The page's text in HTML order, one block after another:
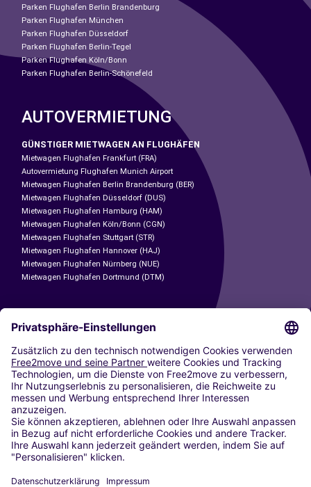
Parken Flughafen Berlin Brandenburg
Parken Flughafen München
Parken Flughafen Düsseldorf
Parken Flughafen Berlin-Tegel
Parken Flughafen Köln/Bonn
Parken Flughafen Berlin-Schönefeld
AUTOVERMIETUNG
GÜNSTIGER MIETWAGEN AN FLUGHÄFEN
Mietwagen Flughafen Frankfurt (FRA)
Autovermietung Flughafen Munich Airport
Mietwagen Flughafen Berlin Brandenburg (BER)
Mietwagen Flughafen Düsseldorf (DUS)
Mietwagen Flughafen Hamburg (HAM)
Mietwagen Flughafen Köln/Bonn (CGN)
Mietwagen Flughafen Stuttgart (STR)
Mietwagen Flughafen Hannover (HAJ)
Mietwagen Flughafen Nürnberg (NUE)
Mietwagen Flughafen Dortmund (DTM)
CARSHARING
UNSERE STÄDTE
Paris
Madrid
Washington DC
Mailand
Rom
Turin
Wien
Berlin
Düsseldorf